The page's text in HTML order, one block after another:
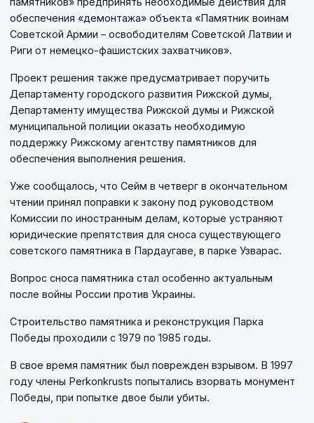
обеспечения «демонтажа» объекта «Памятник воинам
Советской Армии – освободителям Советской Латвии и
Риги от немецко-фашистских захватчиков».
Проект решения также предусматривает поручить
Департаменту городского развития Рижской думы,
Департаменту имущества Рижской думы и Рижской
муниципальной полиции оказать необходимую
поддержку Рижскому агентству памятников для
обеспечения выполнения решения.
Уже сообщалось, что Сейм в четверг в окончательном
чтении принял поправки к закону под руководством
Комиссии по иностранным делам, которые устраняют
юридические препятствия для сноса существующего
советского памятника в Пардаугаве, в парке Узварас.
Вопрос сноса памятника стал особенно актуальным
после войны России против Украины.
Строительство памятника и реконструкция Парка
Победы проходили с 1979 по 1985 годы.
В свое время памятник был поврежден взрывом. В 1997
году члены Perkonkrusts попытались взорвать монумент
Победы, при попытке двое были убиты.